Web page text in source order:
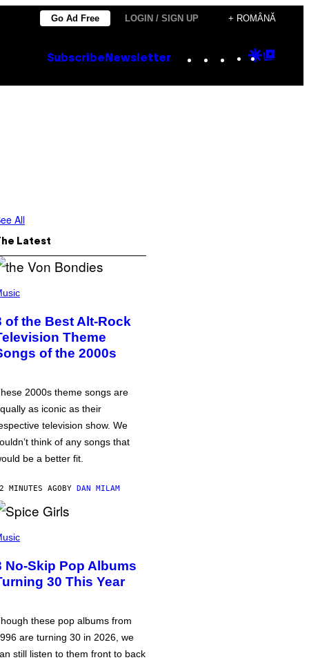
Go Ad Free LOGIN / SIGN UP + ROMÂNĂ
Subscribe Newsletter Instagram
TikTok
YouTube
Google
All
Latest
of the Best Alt-Rock
Theme
of the 2000s
2000s theme songs are
as iconic as their
television show. We
think of any songs that
be a better fit.
MINUTES AGOBY DAN MILAM
No-Skip Pop Albums
30 This Year
these pop albums from
are turning 30 in 2026, we
still listen to them front to back